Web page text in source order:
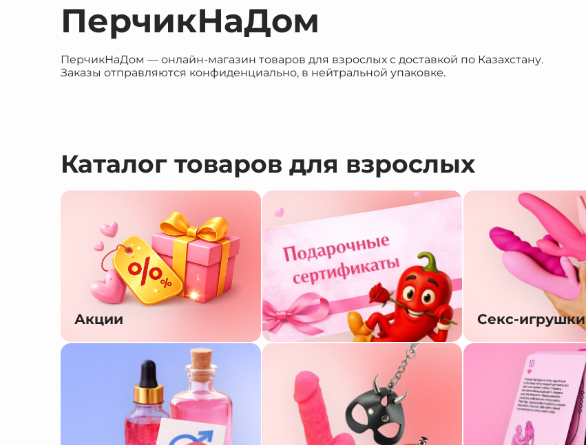
ПерчикНаДом
ПерчикНаДом — онлайн-магазин товаров для взрослых с доставкой по Казахстану.
Заказы отправляются конфиденциально, в нейтральной упаковке.
Каталог товаров для взрослых
Акции Секс-игрушки